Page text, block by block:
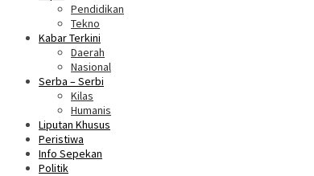
Pendidikan
Tekno
Kabar Terkini
Daerah
Nasional
Serba – Serbi
Kilas
Humanis
Liputan Khusus
Peristiwa
Info Sepekan
Politik